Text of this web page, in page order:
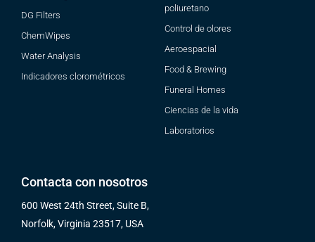
DG Filters
ChemWipes
Water Analysis
Indicadores clorométricos
poliuretano
Control de olores
Aeroespacial
Food & Brewing
Funeral Homes
Ciencias de la vida
Laboratorios
Contacta con nosotros
600 West 24th Street, Suite B,
Norfolk, Virginia 23517, USA